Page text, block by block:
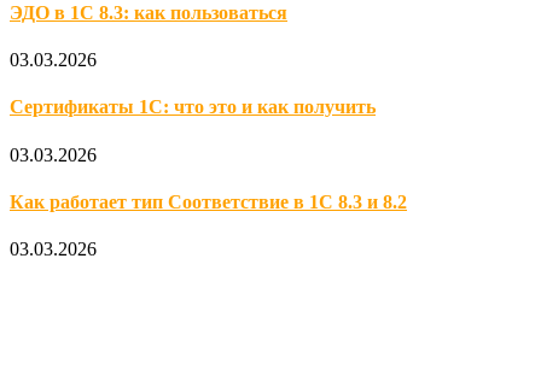
ЭДО в 1С 8.3: как пользоваться
03.03.2026
Сертификаты 1С: что это и как получить
03.03.2026
Как работает тип Соответствие в 1С 8.3 и 8.2
03.03.2026